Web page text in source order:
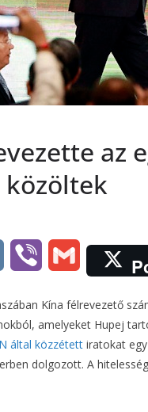
az
b
e
a
i
Kína félrevezető
amelyeket Hupej
által közzétett iratokat
dolgozott. A